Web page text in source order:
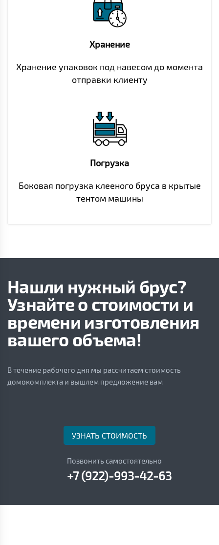
Хранение
Хранение упаковок под навесом до момента
отправки клиенту
Погрузка
Боковая погрузка клееного бруса в крытые
тентом машины
Нашли нужный брус?
Узнайте о стоимости и
времени изготовления
вашего объема!
В течение рабочего дня мы рассчитаем стоимость
домокомплекта и вышлем предложение вам
УЗНАТЬ СТОИМОСТЬ
Позвонить самостоятельно
+7 (922)-993-42-63